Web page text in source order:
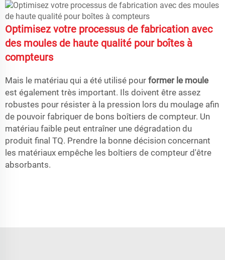
Optimisez votre processus de fabrication avec
des moules de haute qualité pour boîtes à
compteurs
Mais le matériau qui a été utilisé pour former le moule
est également très important. Ils doivent être assez
robustes pour résister à la pression lors du moulage afin
de pouvoir fabriquer de bons boîtiers de compteur. Un
matériau faible peut entraîner une dégradation du
produit final TQ. Prendre la bonne décision concernant
les matériaux empêche les boîtiers de compteur d'être
absorbants.